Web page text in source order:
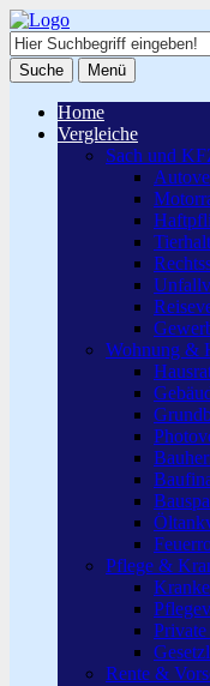
Suche Menü
Home
Vergleiche
Sach und
Wohnung &
Pflege &
Rente &